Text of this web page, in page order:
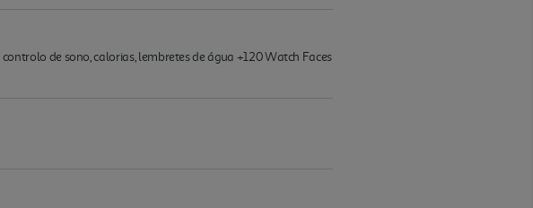
de sono, calorias, lembretes de água +120 Watch Faces